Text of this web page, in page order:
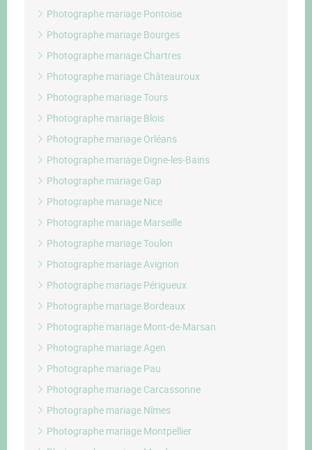
Photographe mariage Pontoise
Photographe mariage Bourges
Photographe mariage Chartres
Photographe mariage Châteauroux
Photographe mariage Tours
Photographe mariage Blois
Photographe mariage Orléans
Photographe mariage Digne-les-Bains
Photographe mariage Gap
Photographe mariage Nice
Photographe mariage Marseille
Photographe mariage Toulon
Photographe mariage Avignon
Photographe mariage Périgueux
Photographe mariage Bordeaux
Photographe mariage Mont-de-Marsan
Photographe mariage Agen
Photographe mariage Pau
Photographe mariage Carcassonne
Photographe mariage Nîmes
Photographe mariage Montpellier